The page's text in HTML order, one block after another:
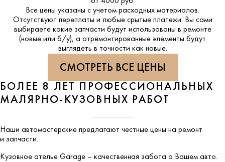
Все цены указаны с учетом расходных материалов.
Отсутствуют переплаты и любые срытые платежи. Вы сами
выбираете какие запчасти будут использованы в ремонте
(новые или б/у), а отремонтированные элементы будут
выглядеть в точности как новые.
СМОТРЕТЬ ВСЕ ЦЕНЫ
БОЛЕЕ 8 ЛЕТ ПРОФЕССИОНАЛЬНЫХ
МАЛЯРНО-КУЗОВНЫХ РАБОТ
Наши автомастерские предлагают честные цены на ремонт
и запчасти.
Кузовное ателье Garage – качественная забота о Вашем авто.